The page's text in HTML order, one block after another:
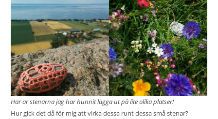
Här är stenarna jag har hunnit lägga ut på lite olika platser!
Hur gick det då för mig att virka dessa runt dessa små stenar?